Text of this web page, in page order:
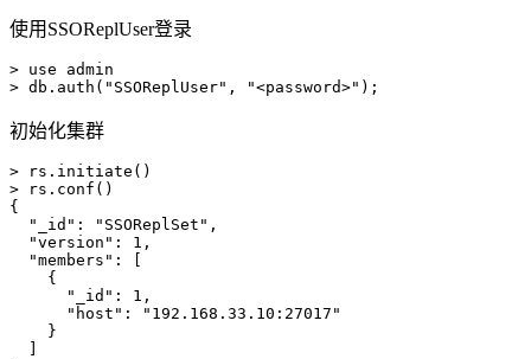
使用SSOReplUser登录
> use admin
初始化集群
> rs.initiate()
> rs.conf()
{
  "_id": "SSOReplSet",
  "version": 1,
  "members": [
    {
      "_id": 1,
      "host": "192.168.33.10:27017"
    }
  ]